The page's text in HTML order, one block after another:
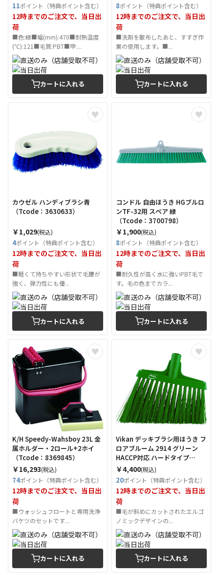
11ポイント（特典ポイント含む）
12時までのご注文で、当日出
荷
■色:緑■幅(mm):470■耐熱温度
(℃):121■毛質:PBT■甲:...
カートに入れる
8ポイント（特典ポイント含む）
12時までのご注文で、当日出
荷
■洗剤を散布したあと、すすぎ作
業の使用します。■...
カートに入れる
カウゼル ハンディブラシ青
（Tcode：3630633）
￥1,029(税込)
4ポイント（特典ポイント含む）
12時までのご注文で、当日出
荷
■軽くて持ちやすい形状で毛腰が
強く、弾力性にも優...
カートに入れる
コンドル 自由ほうき HGブルロ
ンTF-32用 スペア 緑
（Tcode：3700798）
￥1,900(税込)
8ポイント（特典ポイント含む）
12時までのご注文で、当日出
荷
■耐久性が高く水に強いPBT毛で
す。毛の色までカラ...
カートに入れる
K/H Speedy-Wahsboy 23L 金
属ホルダー・2ロール+2ホイ
（Tcode：8369845）
￥16,293(税込)
74ポイント（特典ポイント含む）
12時までのご注文で、当日出
荷
■ウォッシュフロートと専用洗浄
バケツのセットです...
カートに入れる
Vikan デッキブラシ用ほうき フ
ロアブルーム 2914 グリーン
HACCP対応 ハードタイプ
（Tcode：4966902）
￥4,400(税込)
20ポイント（特典ポイント含む）
12時までのご注文で、当日出
荷
■毛が斜めにカットされたエルゴ
ノミックデザインの...
カートに入れる